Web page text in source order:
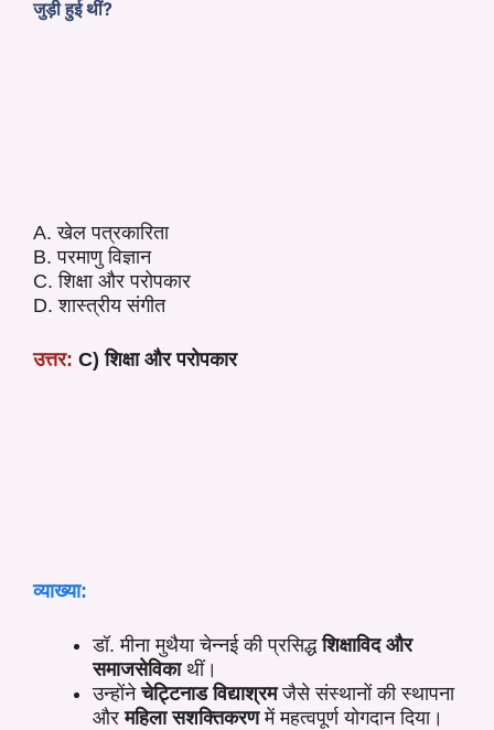
जुड़ी हुई थीं?
A. खेल पत्रकारिता
B. परमाणु विज्ञान
C. शिक्षा और परोपकार
D. शास्त्रीय संगीत
उत्तर: C) शिक्षा और परोपकार
व्याख्या:
डॉ. मीना मुथैया चेन्नई की प्रसिद्धशिक्षाविद और
समाजसेविकाथीं।
उन्होंनेचेट्टिनाड विद्याश्रमजैसे संस्थानों की स्थापना
औरमहिला सशक्तिकरणमें महत्वपूर्ण योगदान दिया।